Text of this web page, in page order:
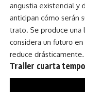
angustia existencial y
anticipan cómo serán
trato. Se produce una
considera un futuro
reduce drásticamente.
Trailer cuarta